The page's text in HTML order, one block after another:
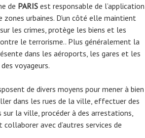
de PARIS est responsable de l’application
urbaines. D’un côté elle maintient
les crimes, protège les biens et les
le terrorisme.. Plus généralement la
dans les aéroports, les gares et les
voyageurs.
de divers moyens pour mener à bien
dans les rues de la ville, effectuer des
la ville, procéder à des arrestations,
avec d’autres services de